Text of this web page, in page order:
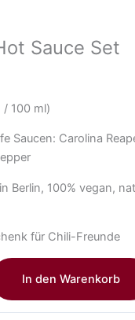
Sauce Set
100 ml)
Saucen: Carolina
Berlin, 100% vegan,
für Chili-Freunde
In den Warenkorb